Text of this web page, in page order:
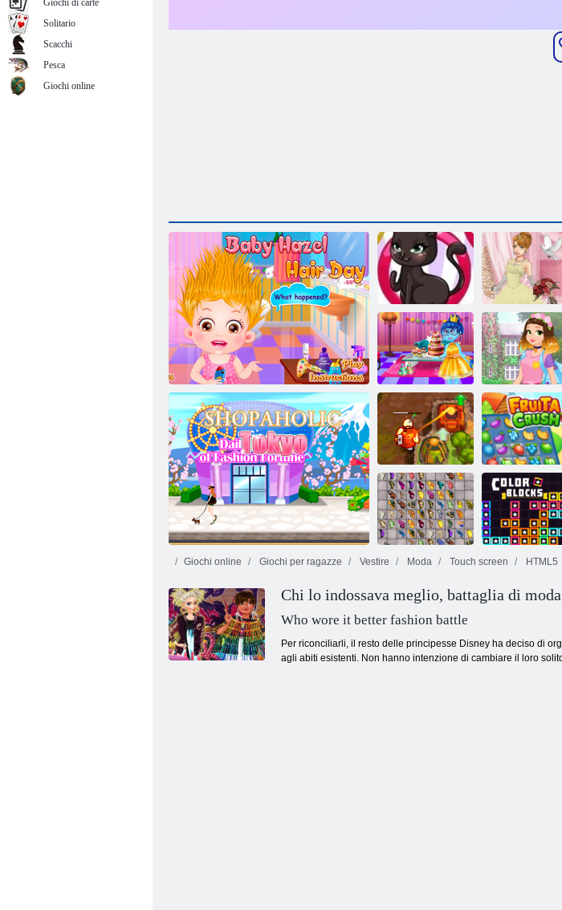
Giorno Capelli Baby Hazel
Ampiatore di
gatti
Wedding Lily 2
Inside Out:
Birthday Party
Rapunzel
Fashionista in
movimento
Treasure
maledetto 2
Fruita Crush
Butterfly Kyodai
HD
Blocchi di colore
Giochi online Giochi per ragazze Vestire Moda Touch screen HTML5
Chi lo indossava meglio, battaglia di moda
Who wore it better fashion battle
Per riconciliarli, il resto delle principesse Disney ha deciso di
agli abiti esistenti. Non hanno intenzione di cambiare il loro
Giochi di carte
Solitario
Scacchi
Pesca
Giochi online